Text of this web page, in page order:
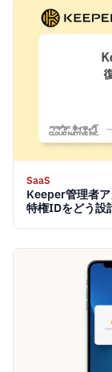
SaaS
Keeper管理者ア
特権IDをどう設